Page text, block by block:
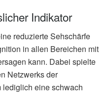
Indikator
reduzierte Sehschärfe
in allen Bereichen mit
kann. Dabei spielte
Netzwerks der
lediglich eine schwach